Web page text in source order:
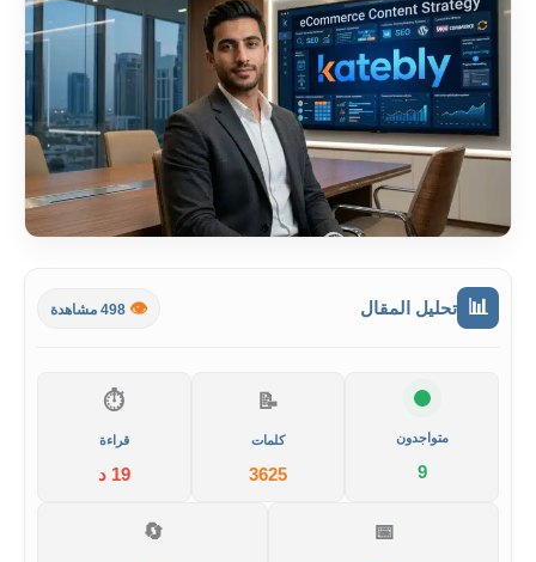
📊 تحليل المقال 👁️
متواجدون
9
📝
كلمات
3625
⏱️
قراءة
19 د
📅
🔄